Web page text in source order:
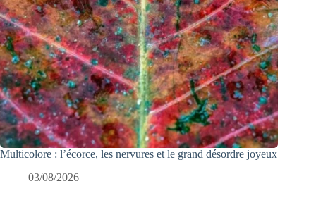
Multicolore : l’écorce, les nervures et le grand désordre joyeux
03/08/2026